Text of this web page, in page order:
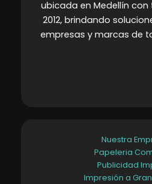
ubicada en Medellín
2012, brindando
empresas y marcas de
Nuestra
Papeleria
Publicidad
Impresión a